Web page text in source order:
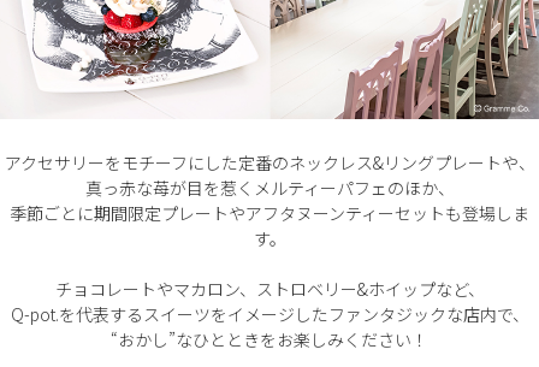
アクセサリーをモチーフにした定番のネックレス&リングプレートや、
真っ赤な苺が目を惹くメルティーパフェのほか、
季節ごとに期間限定プレートやアフタヌーンティーセットも登場しま
す。
チョコレートやマカロン、ストロベリー&ホイップなど、
Q-pot.を代表するスイーツをイメージしたファンタジックな店内で、
“おかし”なひとときをお楽しみください！